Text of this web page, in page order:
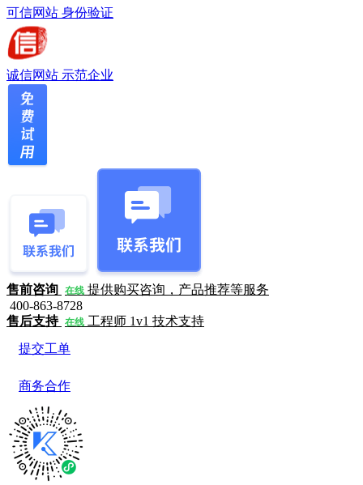
可信网站 身份验证
诚信网站 示范企业
售前咨询 在线 提供购买咨询，产品推荐等服务
400-863-8728
售后支持 在线 工程师 1v1 技术支持
提交工单
商务合作